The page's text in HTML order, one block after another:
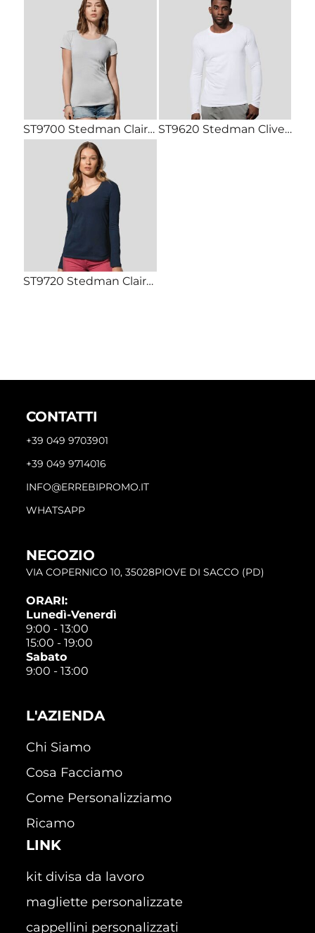
ST9700 Stedman Claire T-shirt donna manica corta Slim fit 95% cotone 5%elastan 170gr ST9620 Stedman Clive T-Shirt manica lunga Slim fit 95% cotone 5% elastan 170gr
ST9720 Stedman Claire V T-Shirt donna scollo V manica lunga Slim fit 95% cotone 5% elastan 170gr
CONTATTI
+39 049 9703901
+39 049 9714016
INFO@ERREBIPROMO.IT
WHATSAPP
NEGOZIO
VIA COPERNICO 10, 35028PIOVE DI SACCO (PD)
ORARI:
Lunedì-Venerdì
9:00 - 13:00
15:00 - 19:00
Sabato
9:00 - 13:00
L'AZIENDA
Chi Siamo
Cosa Facciamo
Come Personalizziamo
Ricamo
LINK
kit divisa da lavoro
magliette personalizzate
cappellini personalizzati